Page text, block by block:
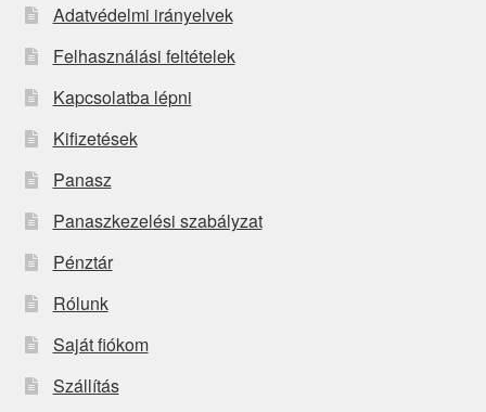
Adatvédelmi irányelvek
Felhasználási feltételek
Kapcsolatba lépni
Kifizetések
Panasz
Panaszkezelési szabályzat
Pénztár
Rólunk
Saját fiókom
Szállítás